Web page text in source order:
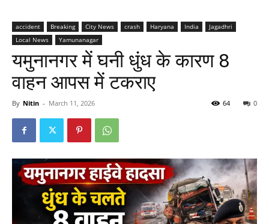
accident Breaking City News crash Haryana India
Jagadhri
Local News
Yamunanagar
यमुनानगर में घनी धुंध के कारण 8
वाहन आपस में टकराए
By Nitin - March 11, 2026 0
64